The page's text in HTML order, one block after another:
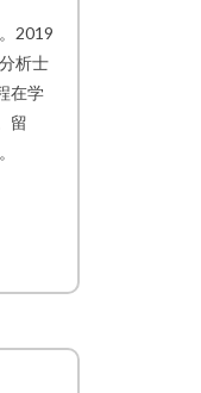
2019
析士
在学
留